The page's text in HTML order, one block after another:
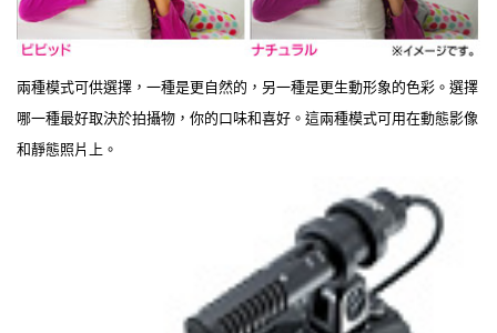
兩種模式可供選擇，一種是更自然的，另一種是更生動形象的色彩。選擇
哪一種最好取決於拍攝物，你的口味和喜好。這兩種模式可用在動態影像
和靜態照片上。